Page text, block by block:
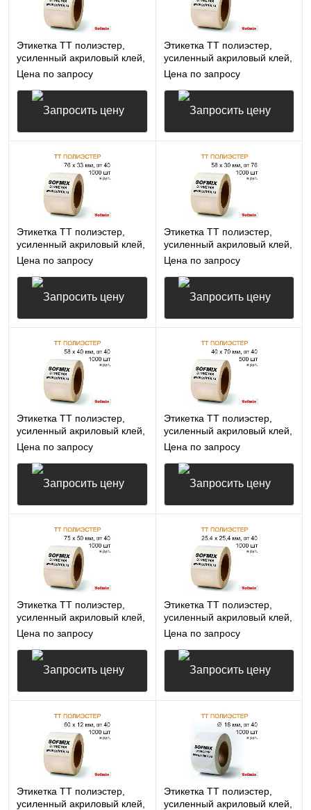
Этикетка ТТ полиэстер,
усиленный акриловый клей,
43*25мм, 1000 в рул, вт40,
16412
Цена по запросу
Запросить цену
Этикетка ТТ полиэстер,
усиленный акриловый клей,
100*40мм, 1000 в рул, вт40,
16412
Цена по запросу
Запросить цену
Этикетка ТТ полиэстер,
усиленный акриловый клей,
76*33мм, 1000 в рул, вт40,
16412
Цена по запросу
Запросить цену
Этикетка ТТ полиэстер,
усиленный акриловый клей,
58*30мм, 1000 в рул, вт76,
16412
Цена по запросу
Запросить цену
Этикетка ТТ полиэстер,
усиленный акриловый клей,
58*40мм, 1000 в рул, вт40,
16412
Цена по запросу
Запросить цену
Этикетка ТТ полиэстер,
усиленный акриловый клей,
40*70мм, 500 в рул, вт40,
16412
Цена по запросу
Запросить цену
Этикетка ТТ полиэстер,
усиленный акриловый клей,
75*50мм, 1000 в рул, вт40,
16412
Цена по запросу
Запросить цену
Этикетка ТТ полиэстер,
усиленный акриловый клей,
25,4*25,4мм, 1000 в рул,
вт40, 16412
Цена по запросу
Запросить цену
Этикетка ТТ полиэстер,
усиленный акриловый клей,
Этикетка ТТ полиэстер,
усиленный акриловый клей,